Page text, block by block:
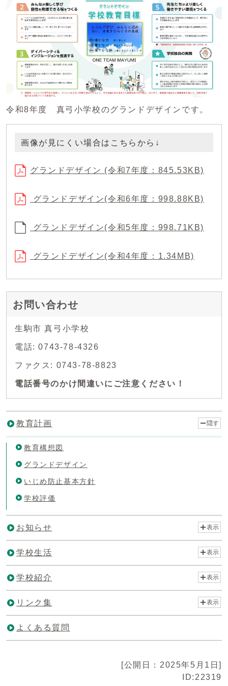
令和8年度 真弓小学校のグランドデザインです。
画像が見にくい場合はこちらから↓
グランドデザイン (令和7年度：845.53KB)
グランドデザイン(令和6年度：998.88KB)
グランドデザイン(令和5年度：998.71KB)
グランドデザイン(令和4年度：1.34MB)
お問い合わせ
生駒市 真弓小学校
電話: 0743-78-4326
ファクス: 0743-78-8823
電話番号のかけ間違いにご注意ください！
教育計画 隠す
教育構想図
グランドデザイン
いじめ防止基本方針
学校評価
お知らせ 表示
学校生活 表示
学校紹介 表示
リンク集 表示
よくある質問
[公開日：2025年5月1日]
ID:22319